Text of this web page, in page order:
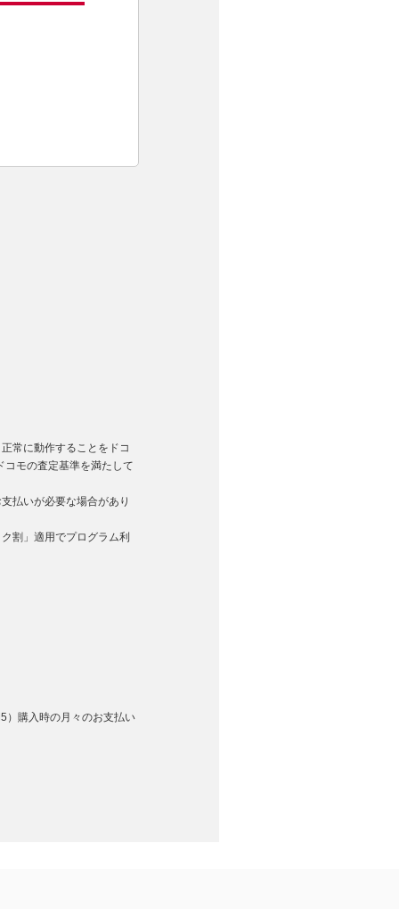
常に動作することをドコ
モの査定基準を満たして
払いが必要な場合があり
割」適用でプログラム利
）購入時の月々のお支払い